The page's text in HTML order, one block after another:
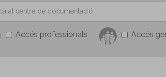
Accés professionals Accés